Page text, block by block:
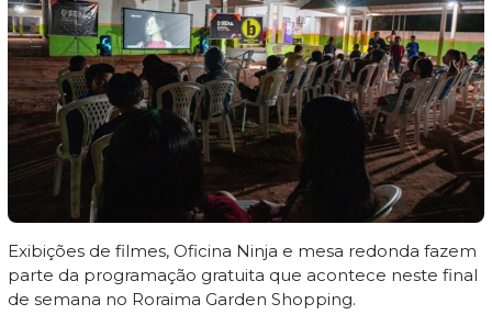
Exibições de filmes, Oficina Ninja e mesa redonda fazem
parte da programação gratuita que acontece neste final
de semana no Roraima Garden Shopping.